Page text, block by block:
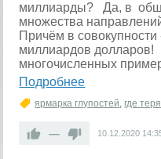
миллиарды? Да, в
множества
Причём в совокупности
миллиардов
многочисленных
Подробнее
ярмарка глупостей, где
— 10.12.2020